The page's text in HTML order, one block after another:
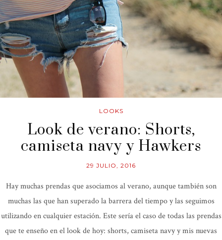
LOOKS
Look de verano: Shorts,
camiseta navy y Hawkers
29 JULIO, 2016
Hay muchas prendas que asociamos al verano, aunque también son
muchas las que han superado la barrera del tiempo y las seguimos
utilizando en cualquier estación. Este sería el caso de todas las prendas
que te enseño en el look de hoy: shorts, camiseta navy y mis nuevas